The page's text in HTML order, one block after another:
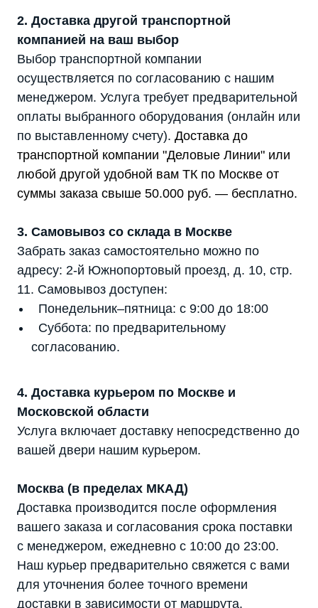
2. Доставка другой транспортной
компанией на ваш выбор
Выбор транспортной компании
осуществляется по согласованию с нашим
менеджером. Услуга требует предварительной
оплаты выбранного оборудования (онлайн или
по выставленному счету). Доставка до
транспортной компании "Деловые Линии" или
любой другой удобной вам ТК по Москве от
суммы заказа свыше 50.000 руб. — бесплатно.
3. Самовывоз со склада в Москве
Забрать заказ самостоятельно можно по
адресу: 2-й Южнопортовый проезд, д. 10, стр.
11. Самовывоз доступен:
Понедельник–пятница: с 9:00 до 18:00
Суббота: по предварительному
согласованию.
4. Доставка курьером по Москве и
Московской области
Услуга включает доставку непосредственно до
вашей двери нашим курьером.
Москва (в пределах МКАД)
Доставка производится после оформления
вашего заказа и согласования срока поставки
с менеджером, ежедневно с 10:00 до 23:00.
Наш курьер предварительно свяжется с вами
для уточнения более точного времени
доставки в зависимости от маршрута.
Мы являемся
официальным
дилером ГК «Штиль"